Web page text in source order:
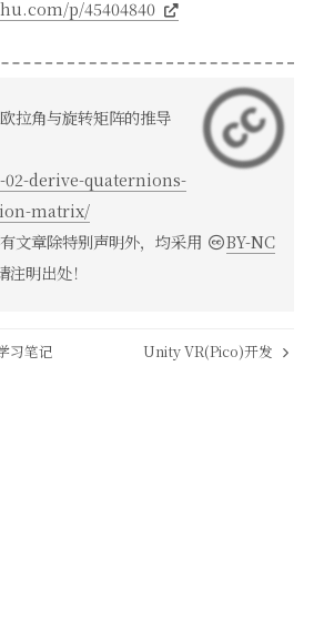
p/45404840
拉角与旋转矩阵的推导
02-derive-quaternions-
matrix/
文章除特别声明外，均采用
BY-NC
明出处！
习笔记 Unity VR(Pico)开发